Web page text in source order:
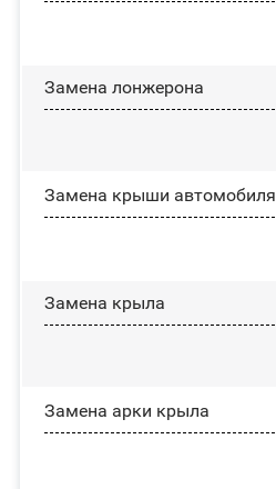
Замена лонжерона
Замена крыши автомобиля
Замена крыла
Замена арки крыла